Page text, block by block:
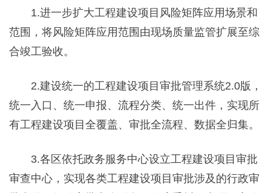
1.进一步扩大工程建设项目风险矩阵应用场景和
范围，将风险矩阵应用范围由现场质量监管扩展至综
合竣工验收。
2.建设统一的工程建设项目审批管理系统2.0版，
统一入口、统一申报、流程分类、统一出件，实现所
有工程建设项目全覆盖、审批全流程、数据全归集。
3.各区依托政务服务中心设立工程建设项目审批
审查中心，实现各类工程建设项目审批涉及的行政审